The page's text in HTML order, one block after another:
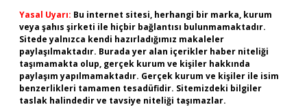
Yasal Uyarı: Bu internet sitesi, herhangi bir marka, kurum
veya şahıs şirketi ile hiçbir bağlantısı bulunmamaktadır.
Sitede yalnızca kendi hazırladığımız makaleler
paylaşılmaktadır. Burada yer alan içerikler haber niteliği
taşımamakta olup, gerçek kurum ve kişiler hakkında
paylaşım yapılmamaktadır. Gerçek kurum ve kişiler ile isim
benzerlikleri tamamen tesadüfidir. Sitemizdeki bilgiler
taslak halindedir ve tavsiye niteliği taşımazlar.